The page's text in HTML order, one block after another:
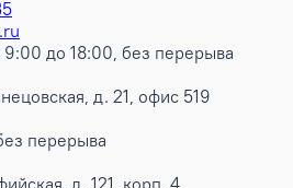
до 18:00, без перерыва
д. 21, офис 519
перерыва
д. 121, корп. 4